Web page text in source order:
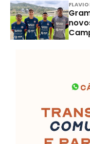
FLAVIO